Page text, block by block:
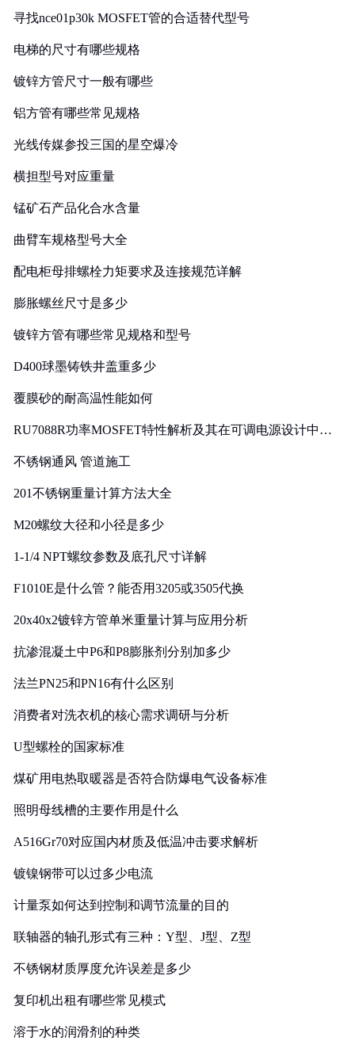
寻找nce01p30k MOSFET管的合适替代型号
电梯的尺寸有哪些规格
镀锌方管尺寸一般有哪些
铝方管有哪些常见规格
光线传媒参投三国的星空爆冷
横担型号对应重量
锰矿石产品化合水含量
曲臂车规格型号大全
配电柜母排螺栓力矩要求及连接规范详解
膨胀螺丝尺寸是多少
镀锌方管有哪些常见规格和型号
D400球墨铸铁井盖重多少
覆膜砂的耐高温性能如何
RU7088R功率MOSFET特性解析及其在可调电源设计中的
不锈钢通风 管道施工
201不锈钢重量计算方法大全
M20螺纹大径和小径是多少
1-1/4 NPT螺纹参数及底孔尺寸详解
F1010E是什么管？能否用3205或3505代换
20x40x2镀锌方管单米重量计算与应用分析
抗渗混凝土中P6和P8膨胀剂分别加多少
法兰PN25和PN16有什么区别
消费者对洗衣机的核心需求调研与分析
U型螺栓的国家标准
煤矿用电热取暖器是否符合防爆电气设备标准
照明母线槽的主要作用是什么
A516Gr70对应国内材质及低温冲击要求解析
镀镍钢带可以过多少电流
计量泵如何达到控制和调节流量的目的
联轴器的轴孔形式有三种：Y型、J型、Z型
不锈钢材质厚度允许误差是多少
复印机出租有哪些常见模式
溶于水的润滑剂的种类